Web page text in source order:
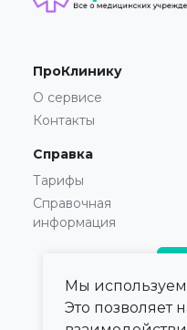
ПроКлинику
О сервисе
Контакты
Справка
Тарифы
Справочная
информация
Мы используем
Это позволяет